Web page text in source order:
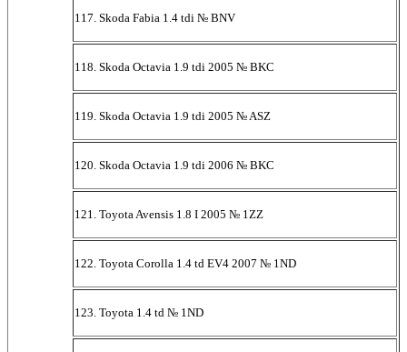
117. Skoda Fabia 1.4 tdi № BNV
118. Skoda Octavia 1.9 tdi 2005 № BKC
119. Skoda Octavia 1.9 tdi 2005 № ASZ
120. Skoda Octavia 1.9 tdi 2006 № BKC
121. Toyota Avensis 1.8 I 2005 № 1ZZ
122. Toyota Corolla 1.4 td EV4 2007 № 1ND
123. Toyota 1.4 td № 1ND